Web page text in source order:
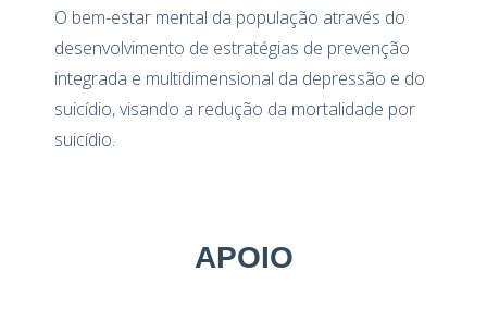
O bem-estar mental da população através do
desenvolvimento de estratégias de prevenção
integrada e multidimensional da depressão e do
suicídio, visando a redução da mortalidade por
suicídio.
APOIO